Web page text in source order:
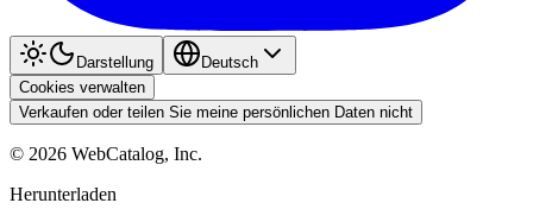
Darstellung
Deutsch
Cookies verwalten
Verkaufen oder teilen Sie meine persönlichen Daten nicht
© 2026 WebCatalog, Inc.
Herunterladen